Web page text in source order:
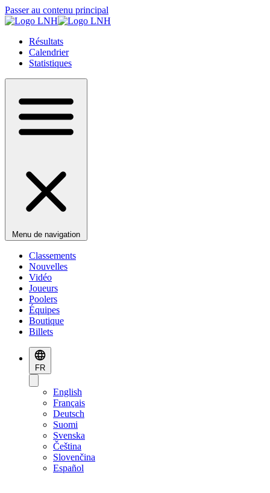
Passer au contenu principal
Résultats
Calendrier
Statistiques
Menu de navigation
Classements
Nouvelles
Vidéo
Joueurs
Poolers
Équipes
Boutique
Billets
FR
English
Français
Deutsch
Suomi
Svenska
Čeština
Slovenčina
Español